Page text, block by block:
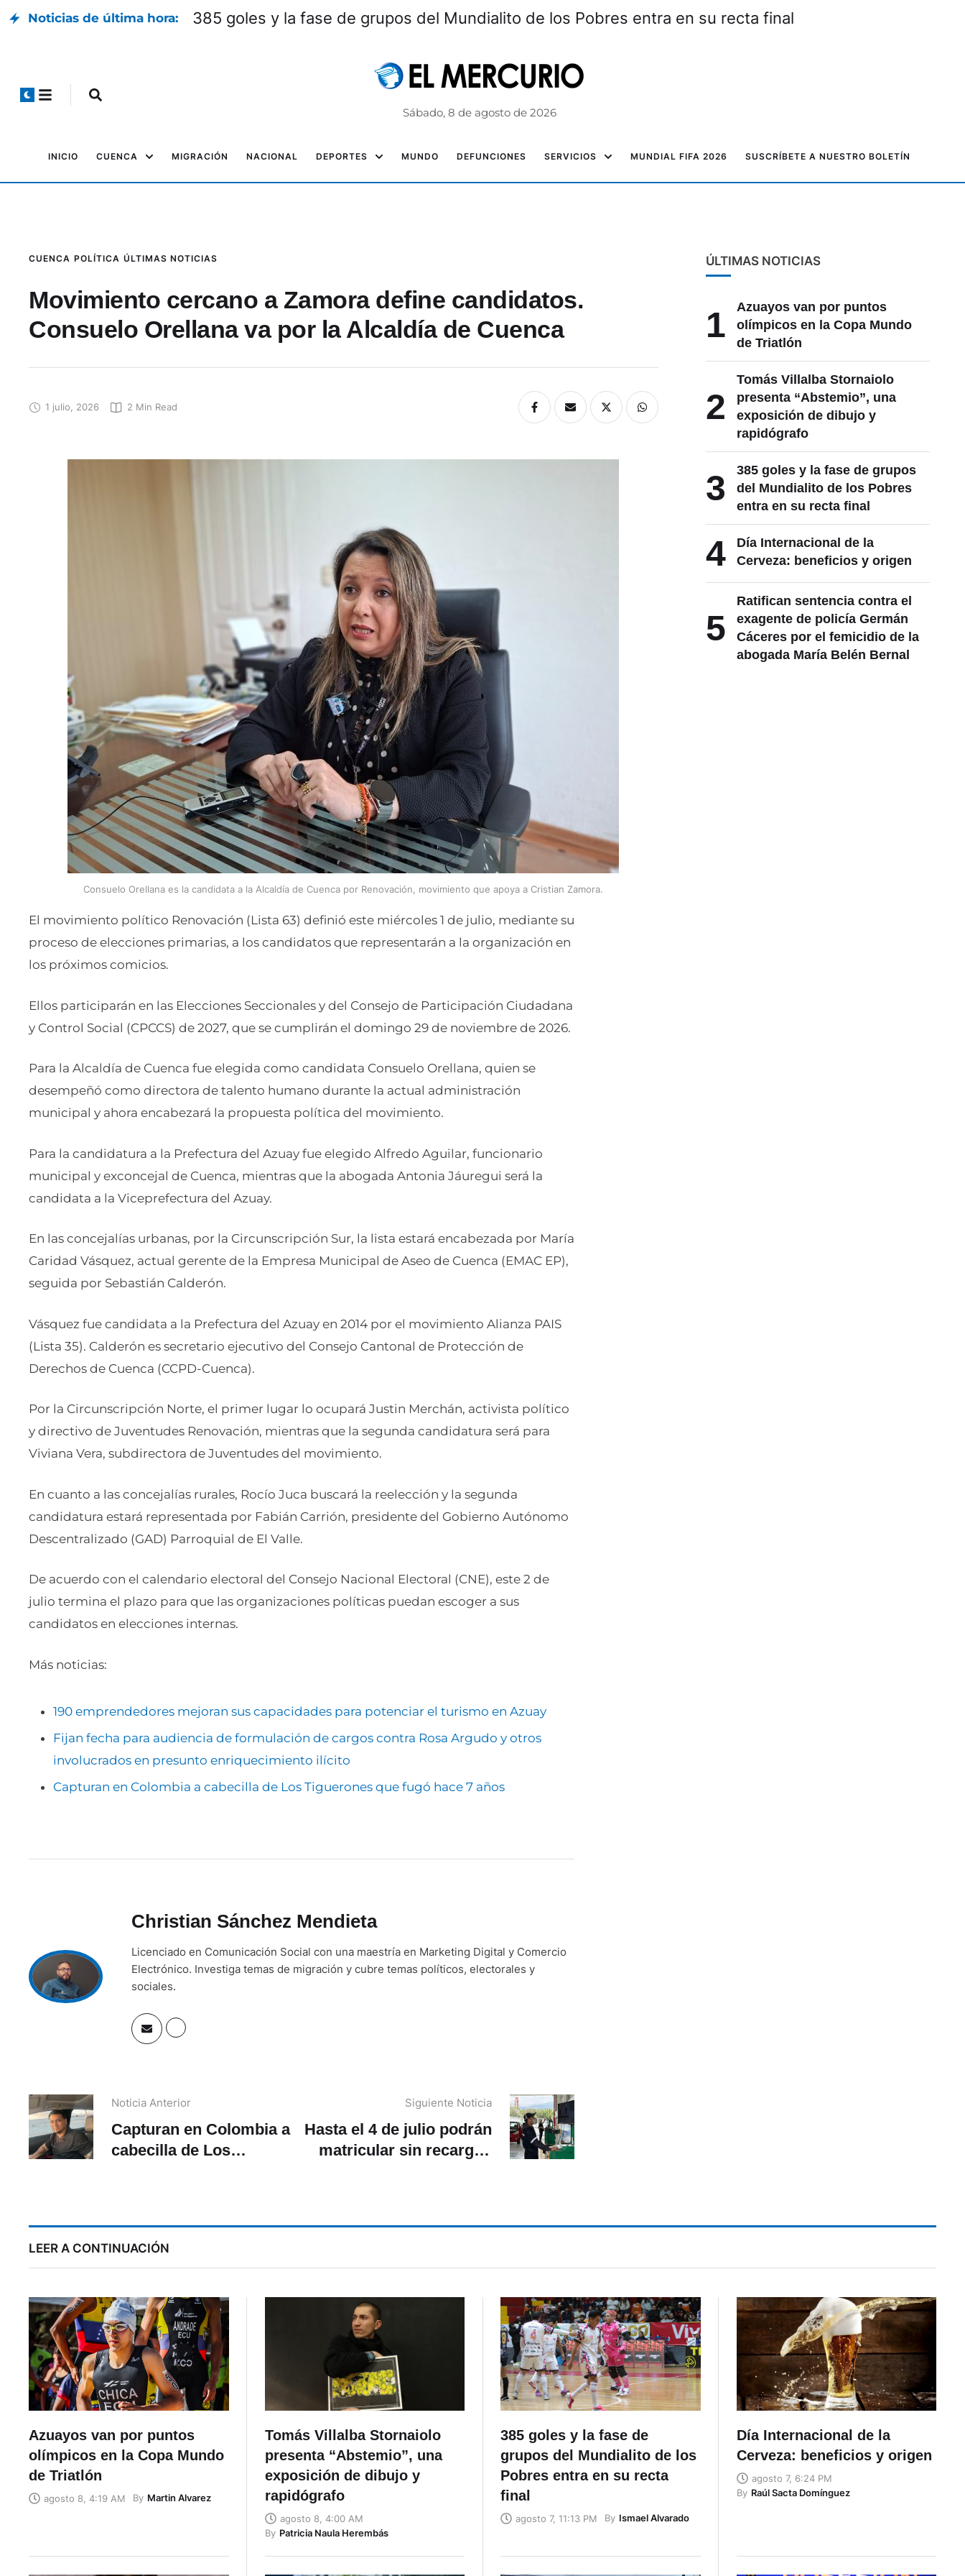
Noticias de última hora: 385 goles y la fase de grupos del Mundialito de los Pobres entra en su recta final
Sábado, 8 de agosto de 2026
INICIO CUENCA MIGRACIÓN NACIONAL DEPORTES MUNDO DEFUNCIONES SERVICIOS MUNDIAL FIFA 2026 SUSCRÍBETE A NUESTRO BOLETÍN
CUENCA POLÍTICA ÚLTIMAS NOTICIAS
Movimiento cercano a Zamora define candidatos.
Consuelo Orellana va por la Alcaldía de Cuenca
1 julio, 2026 2 Min Read
Consuelo Orellana es la candidata a la Alcaldía de Cuenca por Renovación, movimiento que apoya a Cristian Zamora.
El movimiento político Renovación (Lista 63) definió este miércoles 1 de julio, mediante su
proceso de elecciones primarias, a los candidatos que representarán a la organización en
los próximos comicios.
Ellos participarán en las Elecciones Seccionales y del Consejo de Participación Ciudadana
y Control Social (CPCCS) de 2027, que se cumplirán el domingo 29 de noviembre de 2026.
Para la Alcaldía de Cuenca fue elegida como candidata Consuelo Orellana, quien se
desempeñó como directora de talento humano durante la actual administración
municipal y ahora encabezará la propuesta política del movimiento.
Para la candidatura a la Prefectura del Azuay fue elegido Alfredo Aguilar, funcionario
municipal y exconcejal de Cuenca, mientras que la abogada Antonia Jáuregui será la
candidata a la Viceprefectura del Azuay.
En las concejalías urbanas, por la Circunscripción Sur, la lista estará encabezada por María
Caridad Vásquez, actual gerente de la Empresa Municipal de Aseo de Cuenca (EMAC EP),
seguida por Sebastián Calderón.
Vásquez fue candidata a la Prefectura del Azuay en 2014 por el movimiento Alianza PAIS
(Lista 35). Calderón es secretario ejecutivo del Consejo Cantonal de Protección de
Derechos de Cuenca (CCPD-Cuenca).
Por la Circunscripción Norte, el primer lugar lo ocupará Justin Merchán, activista político
y directivo de Juventudes Renovación, mientras que la segunda candidatura será para
Viviana Vera, subdirectora de Juventudes del movimiento.
En cuanto a las concejalías rurales, Rocío Juca buscará la reelección y la segunda
candidatura estará representada por Fabián Carrión, presidente del Gobierno Autónomo
Descentralizado (GAD) Parroquial de El Valle.
De acuerdo con el calendario electoral del Consejo Nacional Electoral (CNE), este 2 de
julio termina el plazo para que las organizaciones políticas puedan escoger a sus
candidatos en elecciones internas.
Más noticias:
190 emprendedores mejoran sus capacidades para potenciar el turismo en Azuay
Fijan fecha para audiencia de formulación de cargos contra Rosa Argudo y otros
involucrados en presunto enriquecimiento ilícito
Capturan en Colombia a cabecilla de Los Tiguerones que fugó hace 7 años
Christian Sánchez Mendieta
Licenciado en Comunicación Social con una maestría en Marketing Digital y Comercio
Electrónico. Investiga temas de migración y cubre temas políticos, electorales y
sociales.
Noticia Anterior
Capturan en Colombia a
cabecilla de Los
Siguiente Noticia
Hasta el 4 de julio podrán
matricular sin recargos
ÚLTIMAS NOTICIAS
1
Azuayos van por puntos
olímpicos en la Copa Mundo
de Triatlón
2
Tomás Villalba Stornaiolo
presenta “Abstemio”, una
exposición de dibujo y
rapidógrafo
3
385 goles y la fase de grupos
del Mundialito de los Pobres
entra en su recta final
4
Día Internacional de la
Cerveza: beneficios y origen
5
Ratifican sentencia contra el
exagente de policía Germán
Cáceres por el femicidio de la
abogada María Belén Bernal
LEER A CONTINUACIÓN
Azuayos van por puntos
olímpicos en la Copa Mundo
de Triatlón
agosto 8, 4:19 AM By Martin Alvarez
Tomás Villalba Stornaiolo
presenta “Abstemio”, una
exposición de dibujo y
rapidógrafo
agosto 8, 4:00 AM
By Patricia Naula Herembás
385 goles y la fase de
grupos del Mundialito de los
Pobres entra en su recta
final
agosto 7, 11:13 PM By Ismael Alvarado
Día Internacional de la
Cerveza: beneficios y origen
agosto 7, 6:24 PM
By Raúl Sacta Domínguez